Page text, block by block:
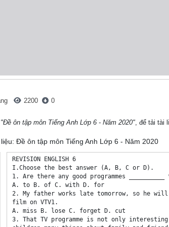
2200 0
"Đề ôn tập môn Tiếng Anh Lớp 6 - Năm 2020", để tải tài
Đề ôn tập môn Tiếng Anh Lớp 6 - Năm 2020
REVISION ENGLISH 6
I.Choose the best answer (A, B, C or D).
1. Are there any good programmes
A. to B. of C. with D. for
2. My father works late tomorrow, so he
film on VTV1.
A. miss B. lose C. forget D. cut
3. That TV programme is not only